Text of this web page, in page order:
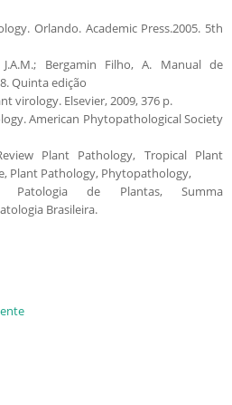
Orlando. Academic Press.2005. 5th
Bergamin Filho, A. Manual de
Quinta edição
virology. Elsevier, 2009, 376 p.
American Phytopathological Society
Plant Pathology, Tropical Plant
Plant Pathology, Phytopathology,
Patologia de Plantas, Summa
Brasileira.